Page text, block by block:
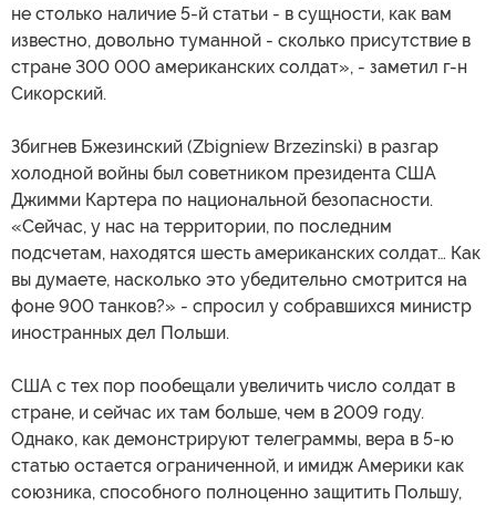
не столько наличие 5-й статьи - в сущности, как вам
известно, довольно туманной - сколько присутствие в
стране 300 000 американских солдат», - заметил г-н
Сикорский.
Збигнев Бжезинский (Zbigniew Brzezinski) в разгар
холодной войны был советником президента США
Джимми Картера по национальной безопасности.
«Сейчас, у нас на территории, по последним
подсчетам, находятся шесть американских солдат… Как
вы думаете, насколько это убедительно смотрится на
фоне 900 танков?» - спросил у собравшихся министр
иностранных дел Польши.
США с тех пор пообещали увеличить число солдат в
стране, и сейчас их там больше, чем в 2009 году.
Однако, как демонстрируют телеграммы, вера в 5-ю
статью остается ограниченной, и имидж Америки как
союзника, способного полноценно защитить Польшу,